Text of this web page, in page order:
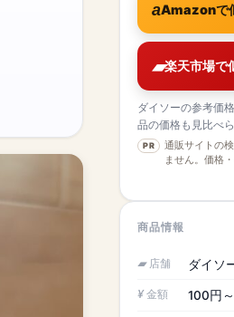
Amazonで
楽天市場で
ダイソーの参考価
品の価格も見比べら
PR
通販サイトの
ません。価格
商品情報
店舗 ダイソ
金額 100円